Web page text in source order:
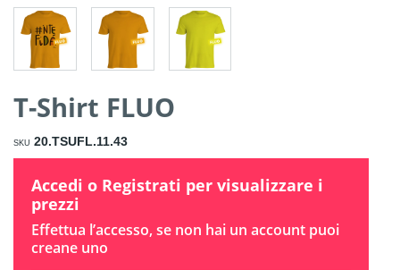
T-Shirt FLUO
SKU 20.TSUFL.11.43
Accedi o Registrati per visualizzare i
prezzi
Effettua l’accesso, se non hai un account puoi
creane uno